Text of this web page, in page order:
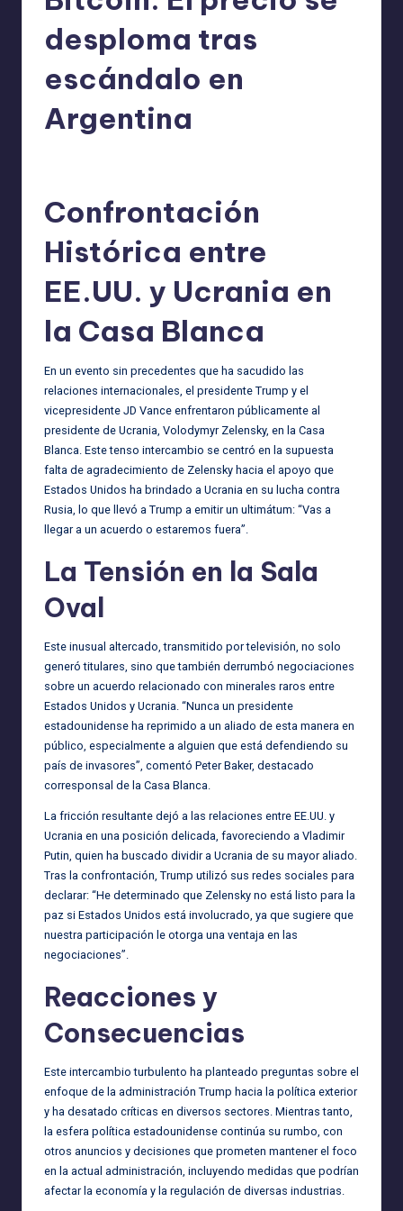
desploma tras
escándalo en
Argentina
Confrontación
Histórica entre
EE.UU. y Ucrania en
la Casa Blanca
En un evento sin precedentes que ha sacudido las
relaciones internacionales, el presidente Trump y el
vicepresidente JD Vance enfrentaron públicamente al
presidente de Ucrania, Volodymyr Zelensky, en la Casa
Blanca. Este tenso intercambio se centró en la supuesta
falta de agradecimiento de Zelensky hacia el apoyo que
Estados Unidos ha brindado a Ucrania en su lucha contra
Rusia, lo que llevó a Trump a emitir un ultimátum: “Vas a
llegar a un acuerdo o estaremos fuera”.
La Tensión en la Sala
Oval
Este inusual altercado, transmitido por televisión, no solo
generó titulares, sino que también derrumbó negociaciones
sobre un acuerdo relacionado con minerales raros entre
Estados Unidos y Ucrania. “Nunca un presidente
estadounidense ha reprimido a un aliado de esta manera en
público, especialmente a alguien que está defendiendo su
país de invasores”, comentó Peter Baker, destacado
corresponsal de la Casa Blanca.
La fricción resultante dejó a las relaciones entre EE.UU. y
Ucrania en una posición delicada, favoreciendo a Vladimir
Putin, quien ha buscado dividir a Ucrania de su mayor aliado.
Tras la confrontación, Trump utilizó sus redes sociales para
declarar: “He determinado que Zelensky no está listo para la
paz si Estados Unidos está involucrado, ya que sugiere que
nuestra participación le otorga una ventaja en las
negociaciones”.
Reacciones y
Consecuencias
Este intercambio turbulento ha planteado preguntas sobre el
enfoque de la administración Trump hacia la política exterior
y ha desatado críticas en diversos sectores. Mientras tanto,
la esfera política estadounidense continúa su rumbo, con
otros anuncios y decisiones que prometen mantener el foco
en la actual administración, incluyendo medidas que podrían
afectar la economía y la regulación de diversas industrias.